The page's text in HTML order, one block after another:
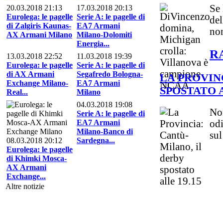
20.03.2018 21:13
Eurolega: le pagelle
di Zalgiris Kaunas-
AX Armani Milano
17.03.2018 20:13
Serie A: le pagelle di
EA7 Armani
Milano-Dolomiti
Energia...
13.03.2018 22:52
Eurolega: le pagelle
di AX Armani
Exchange Milano-
Real...
11.03.2018 19:39
Serie A: le pagelle di
Segafredo Bologna-
EA7 Armani
Milano
08.03.2018 20:12
Eurolega: le pagelle
di Khimki Mosca-
AX Armani
Exchange...
04.03.2018 19:08
Serie A: le pagelle di
EA7 Armani
Milano-Banco di
Sardegna...
Altre notizie
LA
SPOSTATO